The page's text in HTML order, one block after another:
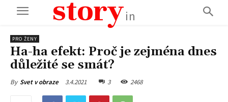
storyin
PRO ŽENY
Ha-ha efekt: Proč je zejména dnes
důležité se smát?
By Svet v obraze 3.4.2021 3 2468